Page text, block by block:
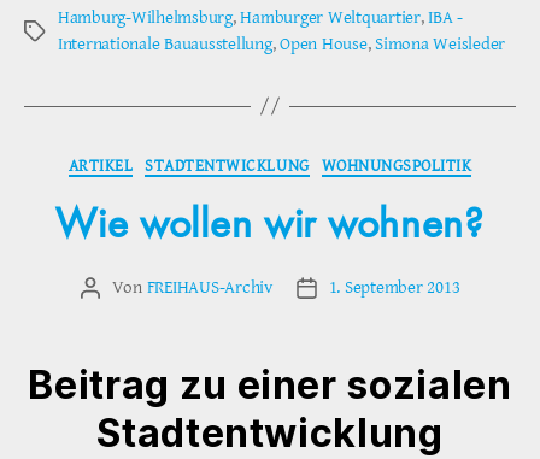
Schlagwörter
Hamburg-Wilhelmsburg,Hamburger Weltquartier,IBA -
Internationale Bauausstellung,Open House,Simona Weisleder
Kategorien
ARTIKEL STADTENTWICKLUNG WOHNUNGSPOLITIK
Wie wollen wir wohnen?
Beitragsautor
Von FREIHAUS-Archiv Veröffentlichungsdatum
1. September 2013
Beitrag zu einer sozialen
Stadtentwicklung